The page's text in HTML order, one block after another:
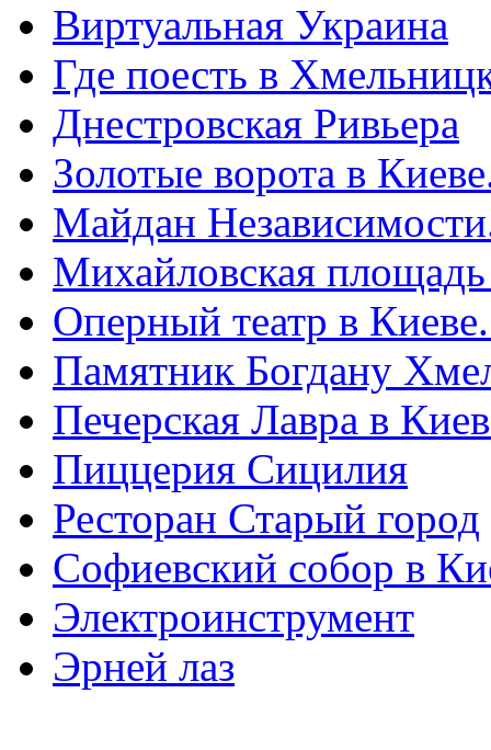
Виртуальная Украина
Где поесть в
Днестровская Ривьера
Золотые ворота в
Майдан
Михайловская
Оперный театр в
Памятник Богдану
Печерская Лавра в
Пиццерия Сицилия
Ресторан Старый город
Софиевский собор в
Электроинструмент
Эрней лаз